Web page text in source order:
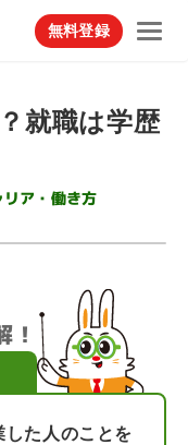
無料登録
就職は学歴
リア・働き方
た人のことを